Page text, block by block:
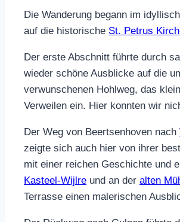
Die Wanderung begann im
auf die historische St. Petrus
Der erste Abschnitt führte durch
wieder schöne Ausblicke auf die
verwunschenen Hohlweg, das
Verweilen ein. Hier konnten wir
Der Weg von Beertsenhoven nach
zeigte sich auch hier von ihrer
mit einer reichen Geschichte und
Kasteel-Wijlre und an der alten
Terrasse einen malerischen